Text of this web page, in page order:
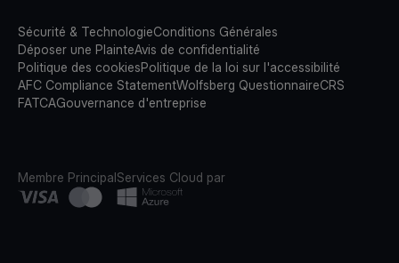
Sécurité & TechnologieConditions Générales
Déposer une PlainteAvis de confidentialité
Politique des cookiesPolitique de la loi sur l'accessibilité
AFC Compliance StatementWolfsberg QuestionnaireCRS
FATCAGouvernance d'entreprise
Membre PrincipalServices Cloud par